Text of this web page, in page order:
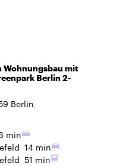
Wohnungsbau mit
Berlin 2-
Berlin
min
14 min
51 min